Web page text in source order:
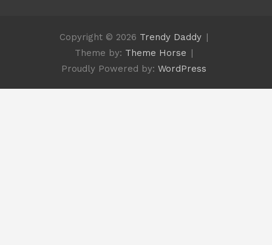
Copyright © 2026 Trendy Daddy
Theme by: Theme Horse
Proudly Powered by: WordPress